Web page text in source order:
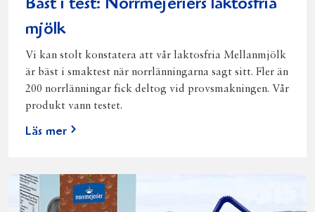
Bäst i test: Norrmejeriers laktosfria
mjölk
Vi kan stolt konstatera att vår laktosfria Mellanmjölk
är bäst i smaktest när norrlänningarna sagt sitt. Fler än
200 norrlänningar fick deltog vid provsmakningen. Vår
produkt vann testet.
Läs mer